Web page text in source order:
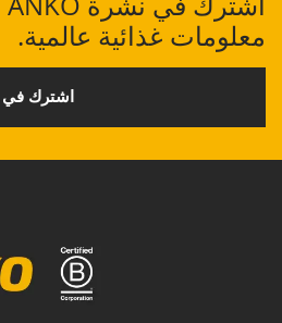
معلومات غذائية عالمية.
اشترك في